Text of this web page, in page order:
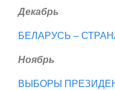
Декабрь
БЕЛАРУСЬ –
Ноябрь
ВЫБОРЫ